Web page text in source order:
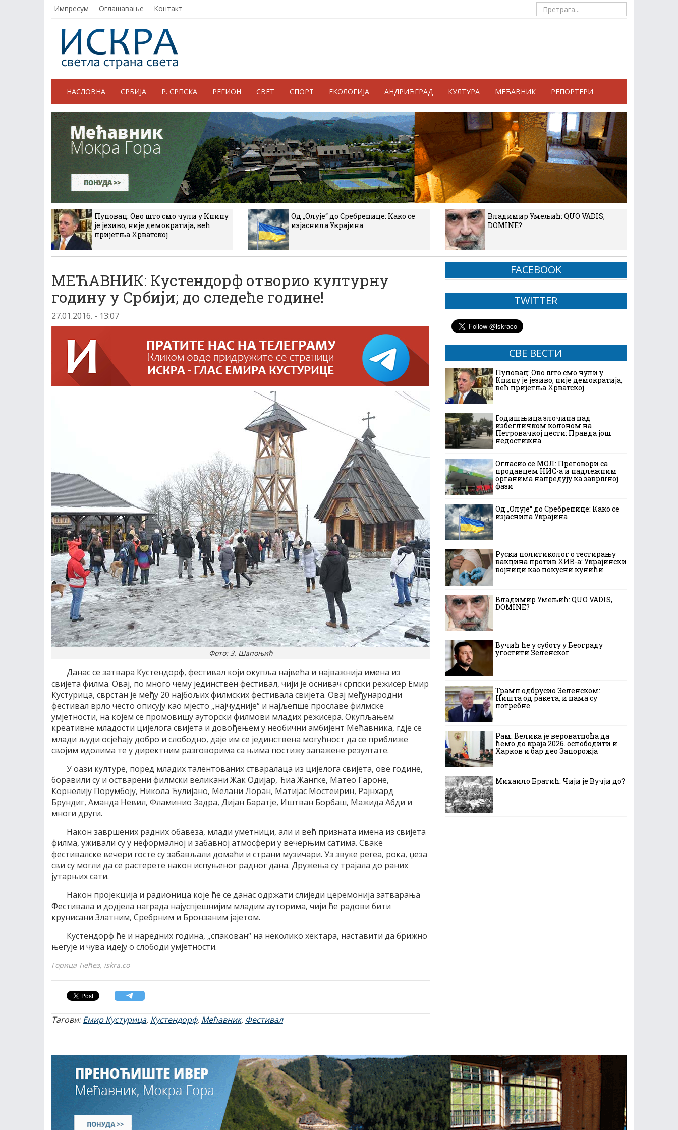
Импресум Оглашавање Контакт
НАСЛОВНА СРБИЈА Р. СРПСКА РЕГИОН СВЕТ СПОРТ ЕКОЛОГИЈА АНДРИЋГРАД КУЛТУРА МЕЋАВНИК РЕПОРТЕРИ
Пуповац: Ово што смо чули у Книну
је језиво, није демократија, већ
пријетња Хрватској
Од „Олује“ до Сребренице: Како се
изјаснила Украјина
Владимир Умељић: QUO VADIS,
DOMINE?
МЕЋАВНИК: Кустендорф отворио културну
годину у Србији; до следеће године!
27.01.2016. - 13:07
Фото: З. Шапоњић
Данас се затвара Кустендорф, фестивал који окупља највећа и најважнија имена из
свијета филма. Овај, по много чему јединствен фестивал, чији је оснивач српски режисер Емир
Кустурица, сврстан је међу 20 најбољих филмских фестивала свијета. Овај међународни
фестивал врло често описују као мјесто „најчудније“ и најљепше прославе филмске
умјетности, на којем се промовишу ауторски филмови младих режисера. Окупљањем
креативне младости цијелога свијета и довођењем у необични амбијент Мећавника, гдје се
млади људи осјећају добро и слободно, даје им се јединствена могућност да се приближе
својим идолима те у директним разговорима са њима постижу запажене резултате.
У оази културе, поред младих талентованих стваралаца из цијелога свијета, ове године,
боравили су и остварени филмски великани Жак Одијар, Ђиа Жангке, Матео Гароне,
Корнелију Порумбоју, Никола Ђулијано, Мелани Лоран, Матијас Мостеирин, Рајнхард
Брундиг, Аманда Невил, Фламинио Задра, Дијан Баратје, Иштван Борбаш, Мажида Абди и
многи други.
Након завршених радних обавеза, млади уметници, али и већ призната имена из свијета
филма, уживали су у неформалној и забавној атмосфери у вечерњим сатима. Сваке
фестивалске вечери госте су забављали домаћи и страни музичари. Уз звуке регеа, рока, џеза
сви су могли да се растерете након испуњеног радног дана. Дружења су трајала до раних
јутарњих сати.
Након пројекција и радионица које ће се данас одржати слиједи церемонија затварања
Фестивала и додјела награда најуспјешнијим младим ауторима, чији ће радови бити
крунисани Златним, Сребрним и Бронзаним јајетом.
Кустендорф ће и наредних година, „спакован“ на неколико хектара, наставити да брижно
његује и чува идеју о слободи умjетности.
Горица Ћећез, iskra.co
Тагови:Емир Кустурица, Кустендорф, Мећавник, Фестивал
FACEBOOK
TWITTER
СВЕ ВЕСТИ
Пуповац: Ово што смо чули у
Книну је језиво, није демократија,
већ пријетња Хрватској
Годишњица злочина над
избегличком колоном на
Петровачкој цести: Правда још
недостижна
Огласио се МОЛ: Преговори са
продавцем НИС-а и надлежним
органима напредују ка завршној
фази
Од „Олује“ до Сребренице: Како се
изјаснила Украјина
Руски политиколог о тестирању
вакцина против ХИВ-а: Украјински
војници као покусни кунићи
Владимир Умељић: QUO VADIS,
DOMINE?
Вучић ће у суботу у Београду
угостити Зеленског
Трамп одбрусио Зеленском:
Ништа од ракета, и нама су
потребне
Рам: Велика је вероватноћа да
ћемо до краја 2026. ослободити и
Харков и бар део Запорожја
Михаило Братић: Чији је Вучји до?